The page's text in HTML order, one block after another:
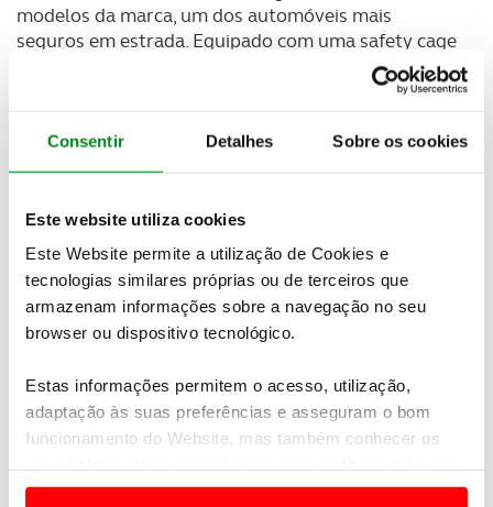
Consentir Detalhes Sobre os cookies
Este website utiliza cookies
Este Website permite a utilização de Cookies e
tecnologias similares próprias ou de terceiros que
armazenam informações sobre a navegação no seu
browser ou dispositivo tecnológico.
Estas informações permitem o acesso, utilização,
adaptação às suas preferências e asseguram o bom
funcionamento do Website, mas também conhecer os
e anúncios de modo a promover produtos e/ou serviços.
modelos da marca, um dos automóveis mais
seguros em estrada. Equipado com uma safety cage
avançada, o XC90 possui um conjunto abrangente
de caraterísticas de segurança ativa que ajuda a
manter em segurança não só o condutor e os
ocupantes, mas também os restantes utilizadores
da estrada.